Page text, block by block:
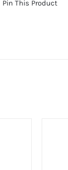
Pin This Product